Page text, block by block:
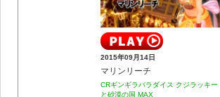
2015年09月14日
マリンリーチ
CRギンギラパラダイス クジラッキー
と砂漠の国 MAX